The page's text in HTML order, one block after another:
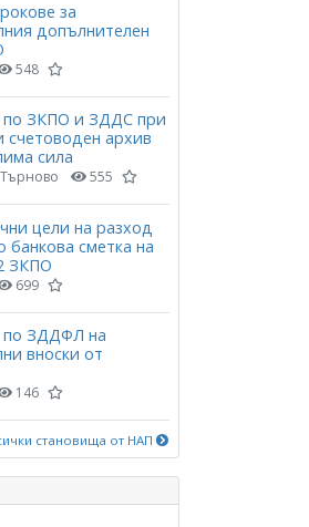
за
допълнителен
548
по ЗКПО и ЗДДС при
архив
сила
555
цели на разход
банкова сметка на
ЗКПО
699
по ЗДДФЛ на
вноски от
146
становища от НАП